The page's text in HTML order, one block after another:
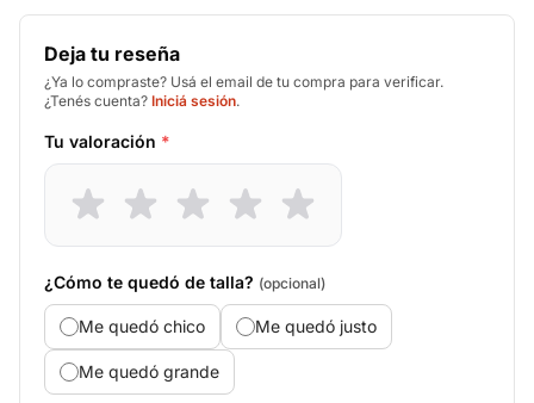
Deja tu reseña
¿Ya lo compraste? Usá el email de tu compra para verificar.
¿Tenés cuenta? Iniciá sesión.
Tu valoración *
¿Cómo te quedó de talla? (opcional)
Me quedó chico Me quedó justo
Me quedó grande